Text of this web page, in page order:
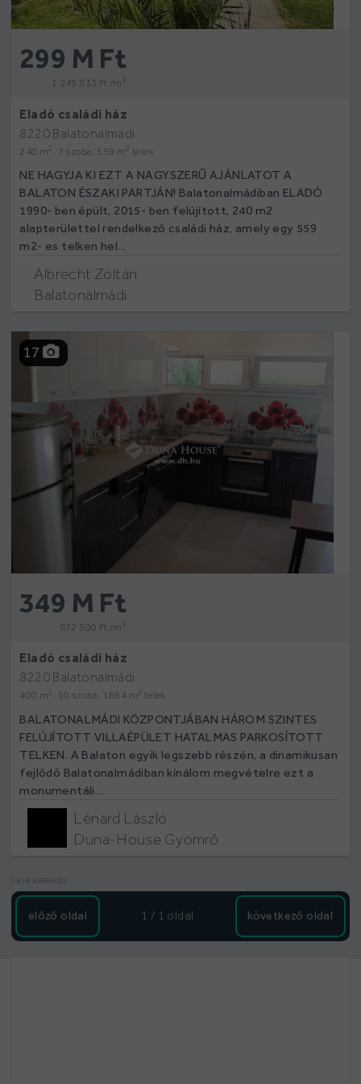
299 M Ft
1 245 833 Ft /m2
Eladó családi ház
8220 Balatonalmádi
240 m2 , 7 szoba, 559 m2 telek
NE HAGYJA KI EZT A NAGYSZERŰ AJÁNLATOT A
BALATON ÉSZAKI PARTJÁN! Balatonalmádiban ELADÓ
1990- ben épült, 2015- ben felújított, 240 m2
alapterülettel rendelkező családi ház, amely egy 559
m2- es telken hel...
Albrecht Zoltán
Balatonalmádi
17
349 M Ft
872 500 Ft /m 2
Eladó családi ház
8220 Balatonalmádi
400 m2 , 10 szoba, 1864 m2 telek
BALATONALMÁDI KÖZPONTJÁBAN HÁROM SZINTES
FELÚJÍTOTT VILLAÉPÜLET HATALMAS PARKOSÍTOTT
TELKEN. A Balaton egyik legszebb részén, a dinamikusan
fejlődő Balatonalmádiban kínálom megvételre ezt a
monumentáli...
Lénárd László
Duna-House Gyömrő
0.82464289665222
előző oldal 1 / 1 oldal következő oldal